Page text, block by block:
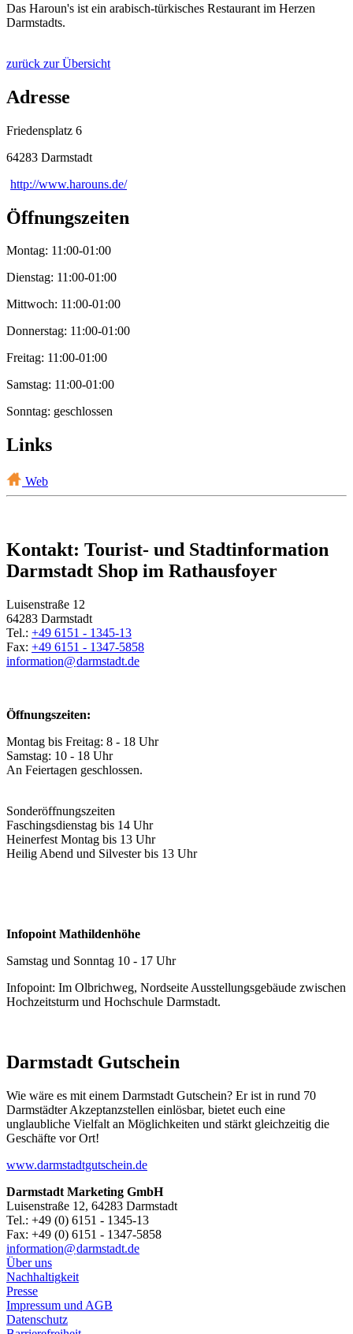
Das Haroun's ist ein arabisch-türkisches Restaurant im Herzen
Darmstadts.
zurück zur Übersicht
Adresse
Friedensplatz 6
64283 Darmstadt
http://www.harouns.de/
Öffnungszeiten
Montag: 11:00-01:00
Dienstag: 11:00-01:00
Mittwoch: 11:00-01:00
Donnerstag: 11:00-01:00
Freitag: 11:00-01:00
Samstag: 11:00-01:00
Sonntag: geschlossen
Links
Web
Kontakt: Tourist- und Stadtinformation
Darmstadt Shop im Rathausfoyer
Luisenstraße 12
64283 Darmstadt
Tel.: +49 6151 - 1345-13
Fax: +49 6151 - 1347-5858
information@darmstadt.de
Öffnungszeiten:
Montag bis Freitag: 8 - 18 Uhr
Samstag: 10 - 18 Uhr
An Feiertagen geschlossen.
Sonderöffnungszeiten
Faschingsdienstag bis 14 Uhr
Heinerfest Montag bis 13 Uhr
Heilig Abend und Silvester bis 13 Uhr
Infopoint Mathildenhöhe
Samstag und Sonntag 10 - 17 Uhr
Infopoint: Im Olbrichweg, Nordseite Ausstellungsgebäude zwischen
Hochzeitsturm und Hochschule Darmstadt.
Darmstadt Gutschein
Wie wäre es mit einem Darmstadt Gutschein? Er ist in rund 70
Darmstädter Akzeptanzstellen einlösbar, bietet euch eine
unglaubliche Vielfalt an Möglichkeiten und stärkt gleichzeitig die
Geschäfte vor Ort!
www.darmstadtgutschein.de
Darmstadt Marketing GmbH
Luisenstraße 12, 64283 Darmstadt
Tel.: +49 (0) 6151 - 1345-13
Fax: +49 (0) 6151 - 1347-5858
information@darmstadt.de
Über uns
Nachhaltigkeit
Presse
Impressum und AGB
Datenschutz